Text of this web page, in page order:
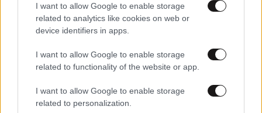
I want to allow Google to enable storage
related to analytics like cookies on web or
device identifiers in apps.
I want to allow Google to enable storage
related to functionality of the website or app.
I want to allow Google to enable storage
related to personalization.
Όσα δε φτάνει η αλεπού…